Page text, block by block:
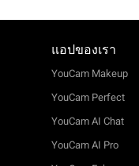
แอปของเรา
YouCam Makeup
YouCam Perfect
YouCam AI Chat
YouCam AI Pro